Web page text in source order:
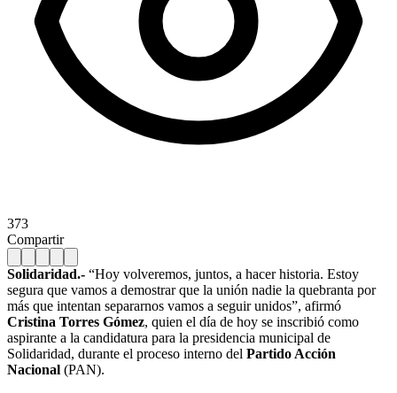
373
Compartir
Solidaridad.- “Hoy volveremos, juntos, a hacer historia. Estoy
segura que vamos a demostrar que la unión nadie la quebranta por
más que intentan separarnos vamos a seguir unidos”, afirmó
Cristina Torres Gómez, quien el día de hoy se inscribió como
aspirante a la candidatura para la presidencia municipal de
Solidaridad, durante el proceso interno del Partido Acción
Nacional (PAN).